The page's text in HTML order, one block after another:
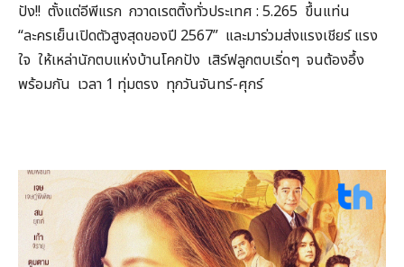
ปัง!! ตั้งแต่อีพีแรก กวาดเรตติ้งทั่วประเทศ : 5.265 ขึ้นแท่น
“ละครเย็นเปิดตัวสูงสุดของปี 2567” และมาร่วมส่งแรงเชียร์ แรง
ใจ ให้เหล่านักตบแห่งบ้านโคกปัง เสิร์ฟลูกตบเริ่ดๆ จนต้องอึ้ง
พร้อมกัน เวลา 1 ทุ่มตรง ทุกวันจันทร์-ศุกร์